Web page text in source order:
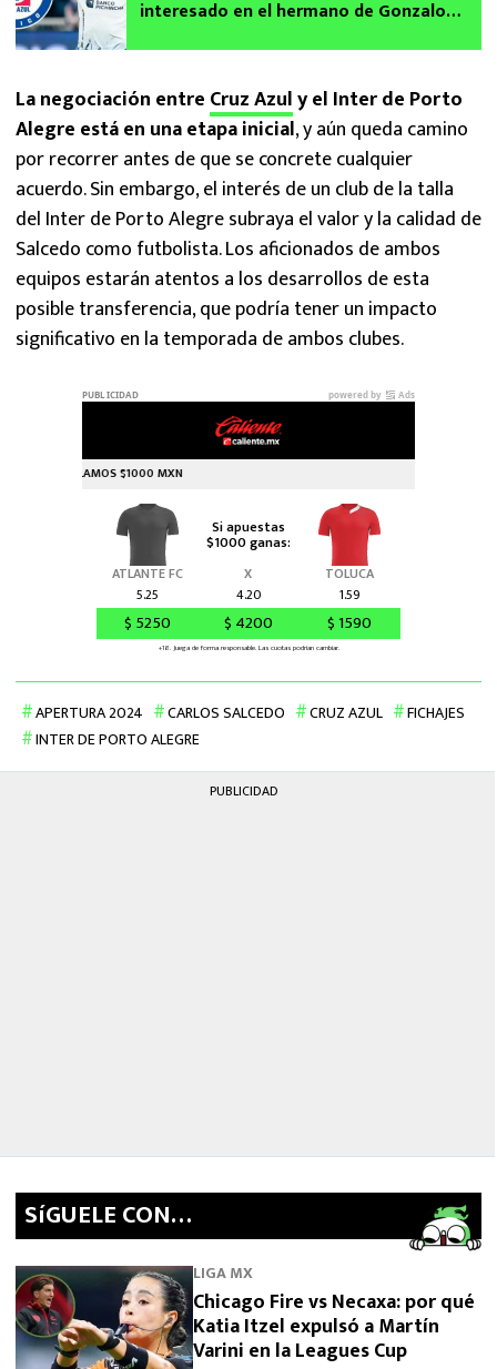
interesado en el hermano de Gonzalo
La negociación entre Cruz Azuly el Inter de Porto
Alegre está en una etapa inicial, y aún queda camino
por recorrer antes de que se concrete cualquier
acuerdo. Sin embargo, el interés de un club de la talla
del Inter de Porto Alegre subraya el valor y la calidad de
Salcedo como futbolista. Los aficionados de ambos
equipos estarán atentos a los desarrollos de esta
posible transferencia, que podría tener un impacto
significativo en la temporada de ambos clubes.
APERTURA 2024 CARLOS SALCEDO CRUZ AZUL
FICHAJES
INTER DE PORTO ALEGRE
PUBLICIDAD
SíGUELE CON…
LIGA MX
Chicago Fire vs Necaxa: por qué
Katia Itzel expulsó a Martín
Varini en la Leagues Cup